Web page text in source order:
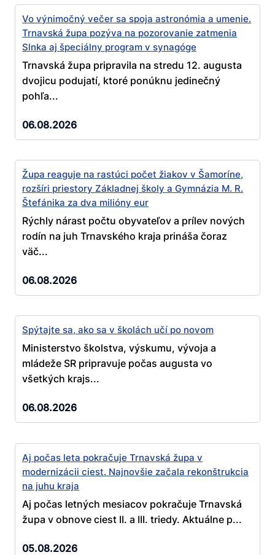
Vo výnimočný večer sa spoja astronómia a umenie.
Trnavská župa pozýva na pozorovanie zatmenia
Slnka aj špeciálny program v synagóge
Trnavská župa pripravila na stredu 12. augusta
dvojicu podujatí, ktoré ponúknu jedinečný
pohľa...
06.08.2026
Župa reaguje na rastúci počet žiakov v Šamoríne,
rozšíri priestory Základnej školy a Gymnázia M. R.
Štefánika za dva milióny eur
Rýchly nárast počtu obyvateľov a prílev nových
rodín na juh Trnavského kraja prináša čoraz
väč...
06.08.2026
Spýtajte sa, ako sa v školách učí po novom
Ministerstvo školstva, výskumu, vývoja a
mládeže SR pripravuje počas augusta vo
všetkých krajs...
06.08.2026
Aj počas leta pokračuje Trnavská župa v
modernizácii ciest. Najnovšie začala rekonštrukcia
na juhu kraja
Aj počas letných mesiacov pokračuje Trnavská
župa v obnove ciest II. a III. triedy. Aktuálne p...
05.08.2026